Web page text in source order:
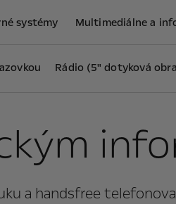
systémy Multimediálne a
Rádio (5" dotyková
a handsfree